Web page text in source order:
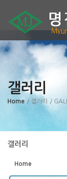
갤러리
Home / 갤러리 /
갤러리
Home